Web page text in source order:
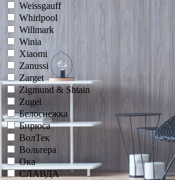
Weissgauff
Whirlpool
Willmark
Winia
Xiaomi
Zanussi
Zarget
Zigmund & Shtain
Zugel
Белоснежка
Бирюса
ВолТек
Вольтера
Ока
СЛАВДА